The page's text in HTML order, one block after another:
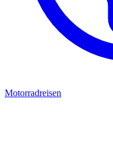
Motorradreisen